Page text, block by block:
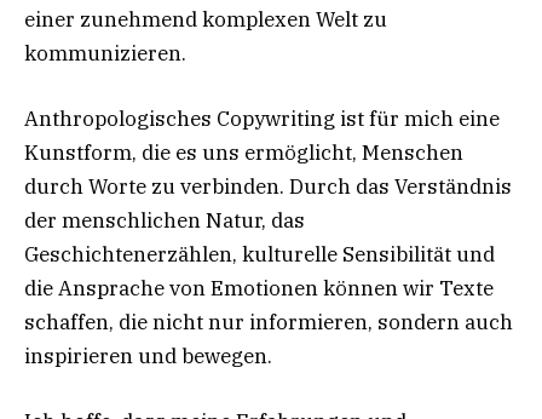
einer zunehmend komplexen Welt zu
kommunizieren.
Anthropologisches Copywriting ist für mich eine
Kunstform, die es uns ermöglicht, Menschen
durch Worte zu verbinden. Durch das Verständnis
der menschlichen Natur, das
Geschichtenerzählen, kulturelle Sensibilität und
die Ansprache von Emotionen können wir Texte
schaffen, die nicht nur informieren, sondern auch
inspirieren und bewegen.